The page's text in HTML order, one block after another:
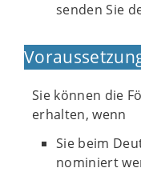
senden Sie
Sie können die
erhalten, wenn
Sie beim
nominiert